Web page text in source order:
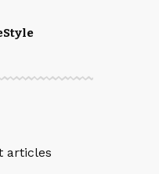
articles